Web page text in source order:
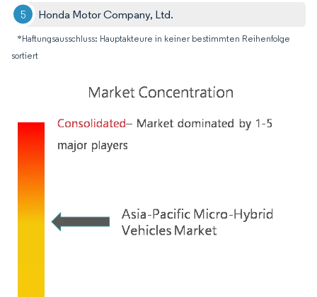
Honda Motor Company, Ltd.
*Haftungsausschluss: Hauptakteure in keiner bestimmten Reihenfolge
sortiert